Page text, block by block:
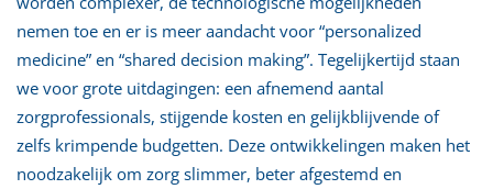
nemen toe en er is meer aandacht voor “personalized
medicine” en “shared decision making”. Tegelijkertijd staan
we voor grote uitdagingen: een afnemend aantal
zorgprofessionals, stijgende kosten en gelijkblijvende of
zelfs krimpende budgetten. Deze ontwikkelingen maken het
noodzakelijk om zorg slimmer, beter afgestemd en